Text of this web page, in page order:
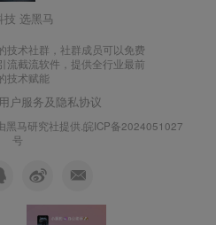
技 选黑马
技术社群，社群成员可以免费
流截流软件，提供全行业最前
技术赋能
用户服务及隐私协议
黑马研究社提供.皖ICP备2024051027
号